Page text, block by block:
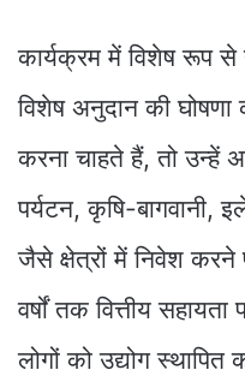
कार्यक्रम में विशेष रूप से
विशेष अनुदान की घोषणा
करना चाहते हैं, तो उन्हें
पर्यटन, कृषि-बागवानी,
जैसे क्षेत्रों में निवेश
वर्षों तक वित्तीय
लोगों को उद्योग